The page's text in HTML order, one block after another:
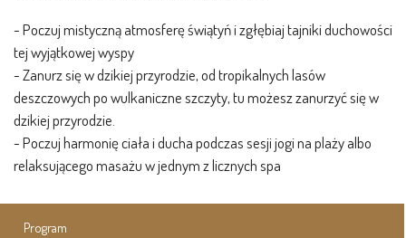
- Poczuj mistyczną atmosferę świątyń i zgłębiaj tajniki duchowości
tej wyjątkowej wyspy
- Zanurz się w dzikiej przyrodzie, od tropikalnych lasów
deszczowych po wulkaniczne szczyty, tu możesz zanurzyć się w
dzikiej przyrodzie.
- Poczuj harmonię ciała i ducha podczas sesji jogi na plaży albo
relaksującego masażu w jednym z licznych spa
Program